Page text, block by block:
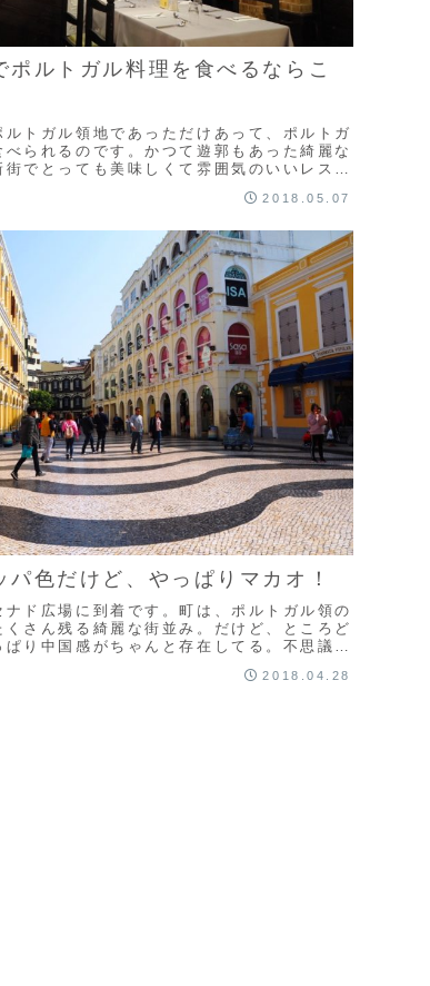
ポルトガル料理を食べるならこ
ルトガル領地であっただけあって、ポルトガ
べられるのです。かつて遊郭もあった綺麗な
街でとっても美味しくて雰囲気のいいレスト
2018.05.07
パ色だけど、やっぱりマカオ！
ナド広場に到着です。町は、ポルトガル領の
くさん残る綺麗な街並み。だけど、ところど
ぱり中国感がちゃんと存在してる。不思議な
2018.04.28